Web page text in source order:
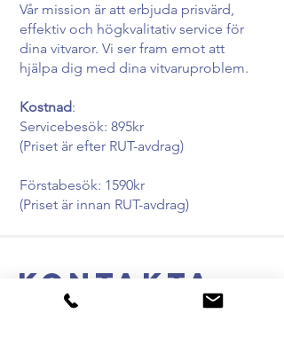
Vår mission är att erbjuda prisvärd,
effektiv och högkvalitativ service för
dina vitvaror. Vi ser fram emot att
hjälpa dig med dina vitvaruproblem.
Kostnad:
Servicebesök: 895kr
(Priset är efter RUT-avdrag)
Förstabesök: 1590kr
(Priset är innan RUT-avdrag)
Kontakta
DSP